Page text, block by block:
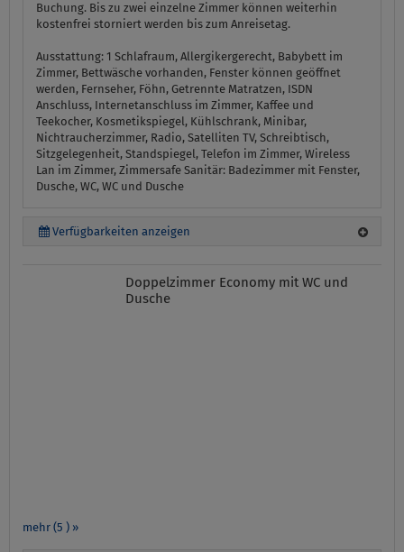
Buchung. Bis zu zwei einzelne Zimmer können weiterhin
kostenfrei storniert werden bis zum Anreisetag.
Ausstattung: 1 Schlafraum, Allergikergerecht, Babybett im
Zimmer, Bettwäsche vorhanden, Fenster können geöffnet
werden, Fernseher, Föhn, Getrennte Matratzen, ISDN
Anschluss, Internetanschluss im Zimmer, Kaffee und
Teekocher, Kosmetikspiegel, Kühlschrank, Minibar,
Nichtraucherzimmer, Radio, Satelliten TV, Schreibtisch,
Sitzgelegenheit, Standspiegel, Telefon im Zimmer, Wireless
Lan im Zimmer, Zimmersafe Sanitär: Badezimmer mit Fenster,
Dusche, WC, WC und Dusche
Verfügbarkeiten anzeigen
mehr (5 ) »
Doppelzimmer Economy mit WC und
Dusche